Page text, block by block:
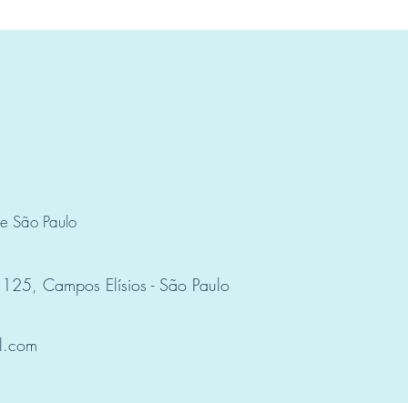
São Paulo
Campos Elísios - São Paulo